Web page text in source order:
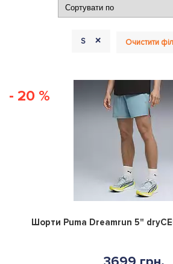
S + Очистити
- 20 %
Шорти Puma Dreamrun 5"